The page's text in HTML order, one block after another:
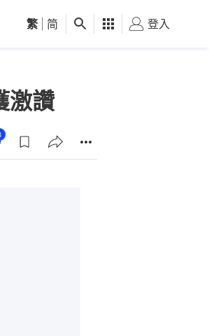
觀點 健康 好食玩飛
繁 简 登入
激讚